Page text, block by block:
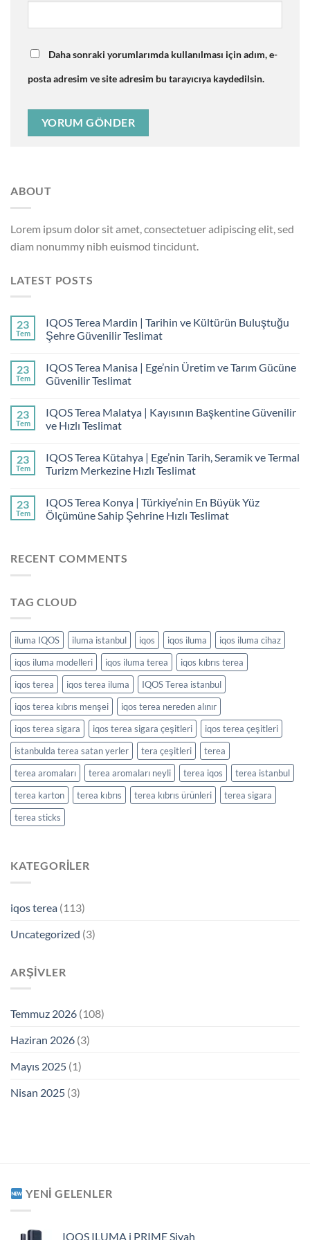
Daha sonraki yorumlarımda kullanılması için adım, e-
posta adresim ve site adresim bu tarayıcıya kaydedilsin.
ABOUT
Lorem ipsum dolor sit amet, consectetuer adipiscing elit, sed
diam nonummy nibh euismod tincidunt.
LATEST POSTS
23
Tem
IQOS Terea Mardin | Tarihin ve Kültürün Buluştuğu
Şehre Güvenilir Teslimat
23
Tem
IQOS Terea Manisa | Ege’nin Üretim ve Tarım Gücüne
Güvenilir Teslimat
23
Tem
IQOS Terea Malatya | Kayısının Başkentine Güvenilir
ve Hızlı Teslimat
23
Tem
IQOS Terea Kütahya | Ege’nin Tarih, Seramik ve Termal
Turizm Merkezine Hızlı Teslimat
23
Tem
IQOS Terea Konya | Türkiye’nin En Büyük Yüz
Ölçümüne Sahip Şehrine Hızlı Teslimat
RECENT COMMENTS
TAG CLOUD
iluma IQOS iluma istanbul iqos iqos iluma
iqos iluma cihaz
iqos iluma modelleri
iqos iluma terea
iqos kıbrıs terea
iqos terea
iqos terea iluma
IQOS Terea istanbul
iqos terea kıbrıs menşei
iqos terea nereden alınır
iqos terea sigara
iqos terea sigara çeşitleri
iqos terea çeşitleri
istanbulda terea satan yerler
tera çeşitleri
terea
terea aromaları
terea aromaları neyli terea iqos
terea istanbul
terea karton
terea kıbrıs terea kıbrıs ürünleri
terea sigara
terea sticks
KATEGORILER
iqos terea (113)
Uncategorized (3)
ARŞIVLER
Temmuz 2026 (108)
Haziran 2026 (3)
Mayıs 2025 (1)
Nisan 2025 (3)
YENI GELENLER
IQOS ILUMA i PRIME Siyah